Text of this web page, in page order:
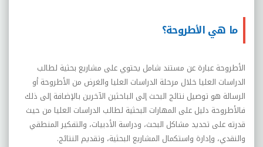
ما هي الأطروحة؟
الأطروحة عبارة عن مستند شامل يحتوي على مشاريع بحثية لطالب
الدراسات العليا خلال مرحلة الدراسات العليا والغرض من الأطروحة أو
الرسالة هو توصيل نتائج البحث إلى الباحثين الآخرين بالإضافة إلى ذلك
فالأطروحة دليل على المهارات البحثية لطالب الدراسات العليا من حيث
قدرته على تحديد مشاكل البحث، ودراسة الأدبيات، والتفكير المنطقي
والنقدي، وإدارة واستكمال المشاريع البحثية، وتقديم النتائج.